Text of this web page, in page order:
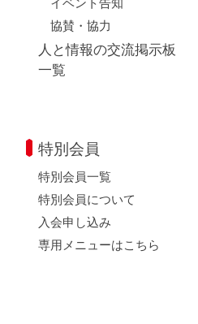
イベント告知
協賛・協力
人と情報の交流掲示板
一覧
特別会員
特別会員一覧
特別会員について
入会申し込み
専用メニューはこちら